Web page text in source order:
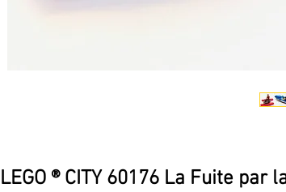
LEGO ® CITY 60176 La Fuite par